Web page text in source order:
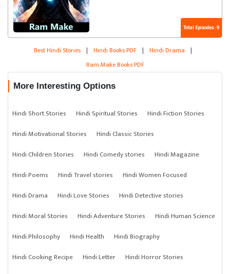
Total Episodes : 9
Best Hindi Stories | Hindi Books PDF | Hindi Drama |
Ram Make Books PDF
More Interesting Options
Hindi Short Stories Hindi Spiritual Stories
Hindi Fiction Stories
Hindi Motivational Stories
Hindi Classic Stories
Hindi Children Stories
Hindi Comedy stories
Hindi Magazine
Hindi Poems
Hindi Travel stories
Hindi Women Focused
Hindi Drama
Hindi Love Stories
Hindi Detective stories
Hindi Moral Stories
Hindi Adventure Stories
Hindi Human Science
Hindi Philosophy
Hindi Health
Hindi Biography
Hindi Cooking Recipe
Hindi Letter
Hindi Horror Stories